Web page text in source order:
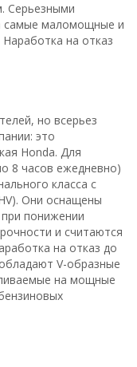
Серьезными
самые маломощные и
на отказ
но всерьез
это
Honda. Для
8 часов ежедневно)
класса с
Они оснащены
понижении
и считаются
на отказ до
V-образные
на мощные